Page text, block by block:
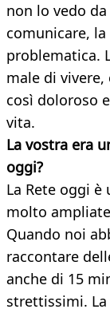
non lo vedo
comunicare,
problematica.
male di
così doloroso
vita.
La vostra era
oggi?
La Rete oggi è
molto
Quando noi
raccontare
anche di 15
strettissimi. La